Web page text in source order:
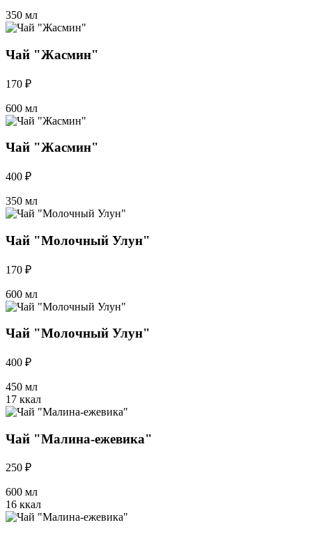
350 мл
Чай "Жасмин"
170 ₽
600 мл
Чай "Жасмин"
400 ₽
350 мл
Чай "Молочный Улун"
170 ₽
600 мл
Чай "Молочный Улун"
400 ₽
450 мл
17 ккал
Чай "Малина-ежевика"
250 ₽
600 мл
16 ккал